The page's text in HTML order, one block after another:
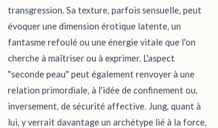
transgression. Sa texture, parfois sensuelle, peut
évoquer une dimension érotique latente, un
fantasme refoulé ou une énergie vitale que l'on
cherche à maîtriser ou à exprimer. L'aspect
"seconde peau" peut également renvoyer à une
relation primordiale, à l'idée de confinement ou,
inversement, de sécurité affective. Jung, quant à
lui, y verrait davantage un archétype lié à la force,